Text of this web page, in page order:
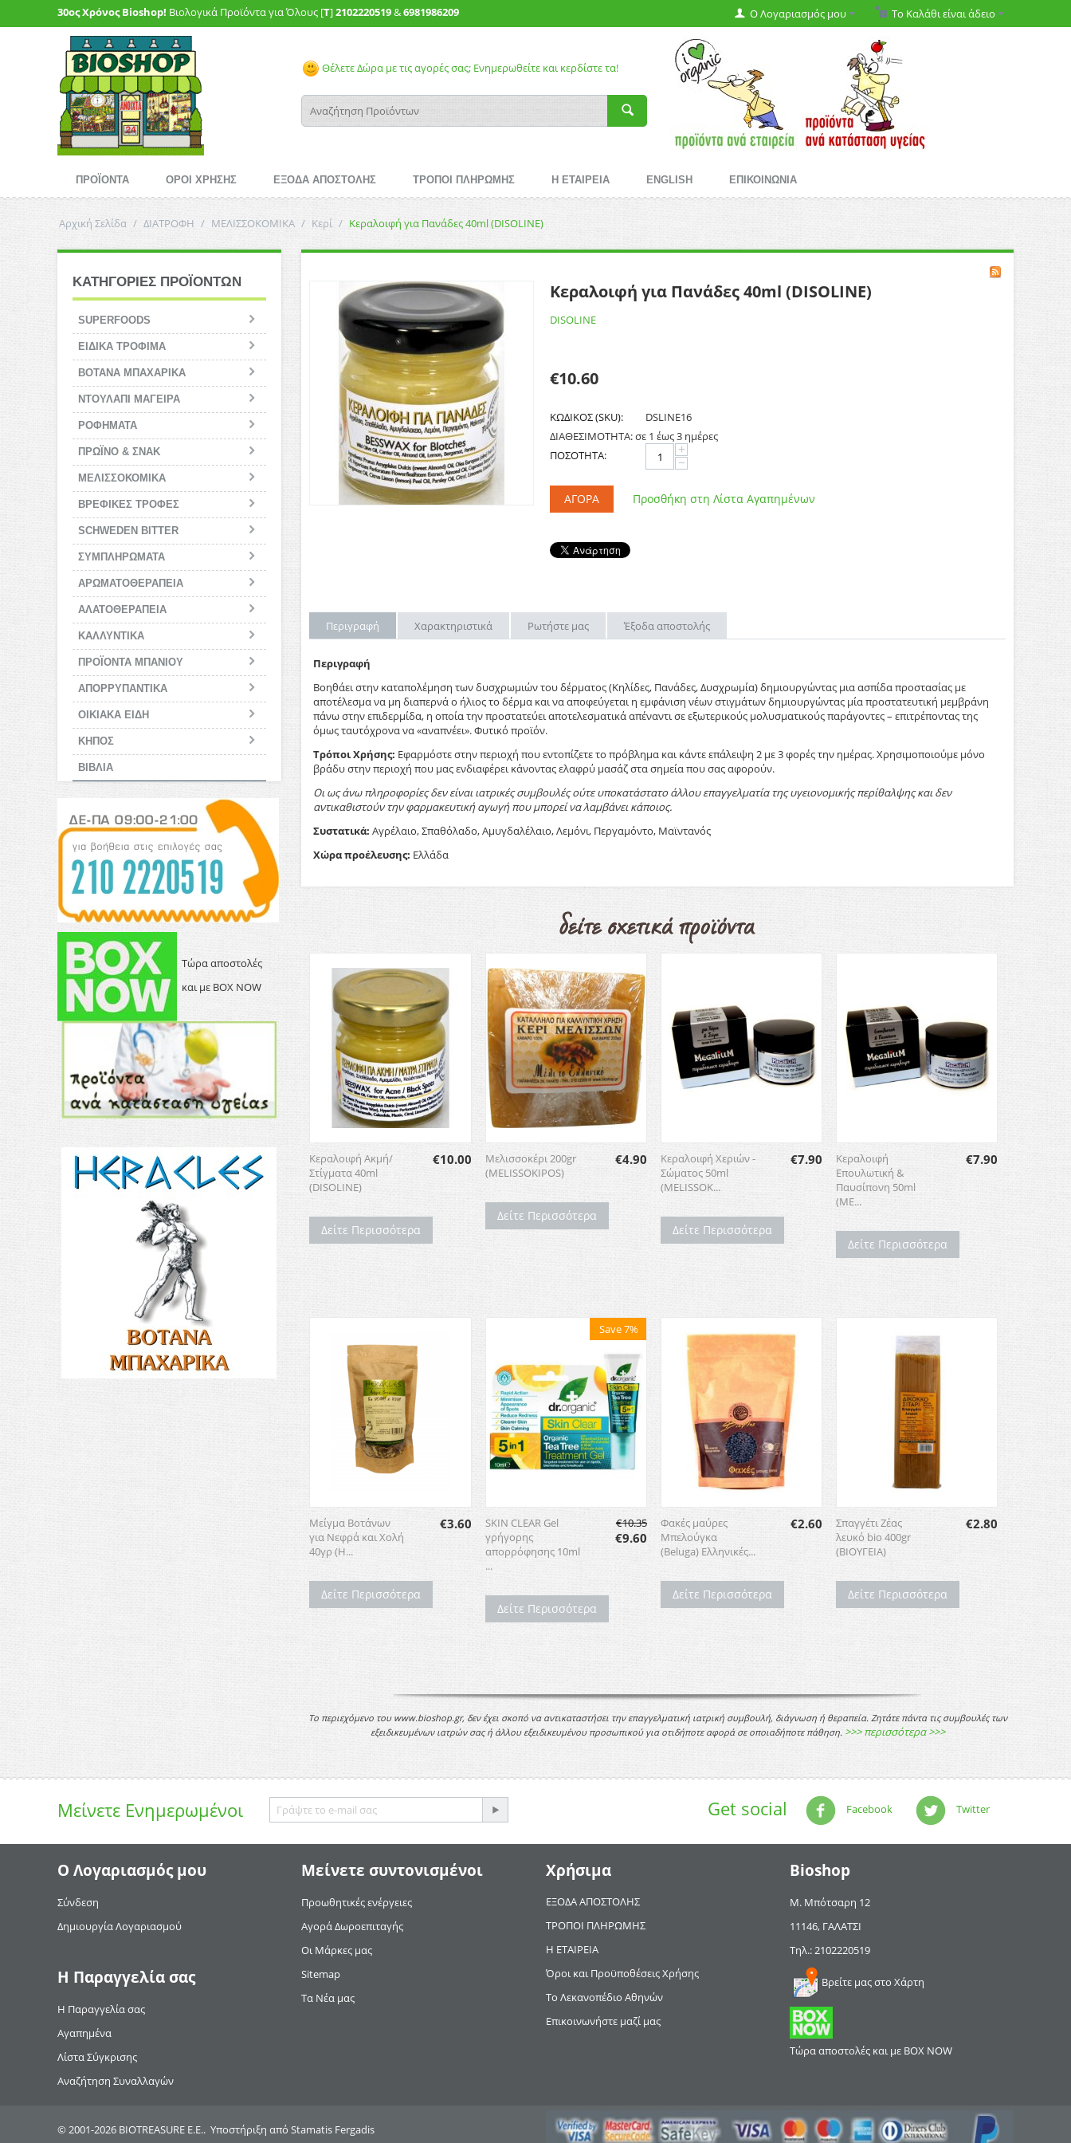
30ος Χρόνος Bioshop! Βιολογικά Προϊόντα για Όλους [T]2102220519&6981986209 Το Καλάθι είναι άδειο
Ο Λογαριασμός μου
Θέλετε Δώρα με τις αγορές σας; Ενημερωθείτε και κερδίστε τα!
ΠΡΟΪΟΝΤΑ ΟΡΟΙ ΧΡΗΣΗΣ ΕΞΟΔΑ ΑΠΟΣΤΟΛΗΣ ΤΡΟΠΟΙ ΠΛΗΡΩΜΗΣ Η ΕΤΑΙΡΕΙΑ ENGLISH ΕΠΙΚΟΙΝΩΝΙΑ
Αρχική Σελίδα / ΔΙΑΤΡΟΦΗ / ΜΕΛΙΣΣΟΚΟΜΙΚΑ / Κερί / Κεραλοιφή για Πανάδες 40ml (DISOLINE)
ΚΑΤΗΓΟΡΙΕΣ ΠΡΟΪΟΝΤΩΝ
SUPERFOODS
ΕΙΔΙΚΑ ΤΡΟΦΙΜΑ
ΒΟΤΑΝΑ ΜΠΑΧΑΡΙΚΑ
ΝΤΟΥΛΑΠΙ ΜΑΓΕΙΡΑ
ΡΟΦΗΜΑΤΑ
ΠΡΩΪΝΟ & ΣΝΑΚ
ΜΕΛΙΣΣΟΚΟΜΙΚΑ
BΡΕΦΙΚΕΣ ΤΡΟΦΕΣ
SCHWEDEN BITTER
ΣΥΜΠΛΗΡΩΜΑΤΑ
ΑΡΩΜΑΤΟΘΕΡΑΠΕΙΑ
ΑΛΑΤΟΘΕΡΑΠΕΙΑ
ΚΑΛΛΥΝΤΙΚΑ
ΠΡΟΪΟΝΤΑ ΜΠΑΝΙΟΥ
ΑΠΟΡΡΥΠΑΝΤΙΚΑ
ΟΙΚΙΑΚΑ ΕΙΔΗ
ΚΗΠΟΣ
ΒΙΒΛΙΑ
Τώρα αποστολές
και με BOX NOW
Κεραλοιφή για Πανάδες 40ml (DISOLINE)
DISOLINE
€10.60
ΚΩΔΙΚΟΣ (SKU):
DSLINE16
ΔΙΑΘΕΣΙΜΟΤΗΤΑ:σε 1 έως 3 ημέρες
ΠΟΣΟΤΗΤΑ:
+
−
ΑΓΟΡΆ Προσθήκη στη Λίστα Αγαπημένων
Περιγραφή Χαρακτηριστικά Ρωτήστε μας Έξοδα αποστολής
Περιγραφή
Βοηθάει στην καταπολέμηση των δυσχρωμιών του δέρματος (Κηλίδες, Πανάδες, Δυσχρωμία) δημιουργώντας μια ασπίδα προστασίας με
αποτέλεσμα να μη διαπερνά ο ήλιος το δέρμα και να αποφεύγεται η εμφάνιση νέων στιγμάτων δημιουργώντας μία προστατευτική μεμβράνη
πάνω στην επιδερμίδα, η οποία την προστατεύει αποτελεσματικά απέναντι σε εξωτερικούς μολυσματικούς παράγοντες – επιτρέποντας της
όμως ταυτόχρονα να «αναπνέει». Φυτικό προϊόν.
Τρόποι Χρήσης: Εφαρμόστε στην περιοχή που εντοπίζετε το πρόβλημα και κάντε επάλειψη 2 με 3 φορές την ημέρας. Χρησιμοποιούμε μόνο
βράδυ στην περιοχή που μας ενδιαφέρει κάνοντας ελαφρύ μασάζ στα σημεία που σας αφορούν.
Οι ως άνω πληροφορίες δεν είναι ιατρικές συμβουλές ούτε υποκατάστατο άλλου επαγγελματία της υγειονομικής περίθαλψης και δεν
αντικαθιστούν την φαρμακευτική αγωγή που μπορεί να λαμβάνει κάποιος.
Συστατικά: Αγρέλαιο, Σπαθόλαδο, Αμυγδαλέλαιο, Λεμόνι, Περγαμόντο, Μαϊντανός
Χώρα προέλευσης: Ελλάδα
Κεραλοιφή Ακμή/
Στίγματα 40ml
(DISOLINE)
€10.00
Δείτε Περισσότερα
Μελισσοκέρι 200gr
(MELISSOKIPOS)
€4.90
Δείτε Περισσότερα
Κεραλοιφή Χεριών -
Σώματος 50ml
(MELISSOK...
€7.90
Δείτε Περισσότερα
Κεραλοιφή
Επουλωτική &
Παυσίπονη 50ml
(ME...
€7.90
Δείτε Περισσότερα
Μείγμα Βοτάνων
για Νεφρά και Χολή
40γρ (H...
€3.60
Δείτε Περισσότερα
Save 7%
SKIN CLEAR Gel
γρήγορης
απορρόφησης 10ml
...
€10.35
€9.60
Δείτε Περισσότερα
Φακές μαύρες
Μπελούγκα
(Beluga) Ελληνικές...
€2.60
Δείτε Περισσότερα
Σπαγγέτι Ζέας
λευκό bio 400gr
(ΒΙΟΥΓΕΙΑ)
€2.80
Δείτε Περισσότερα
Το περιεχόμενο του www.bioshop.gr, δεν έχει σκοπό να αντικαταστήσει την επαγγελματική ιατρική συμβουλή, διάγνωση ή θεραπεία. Ζητάτε πάντα τις συμβουλές των
εξειδικευμένων ιατρών σας ή άλλου εξειδικευμένου προσωπικού για οτιδήποτε αφορά σε οποιαδήποτε πάθηση. >>> περισσότερα >>>
Μείνετε Ενημερωμένοι Get social Facebook Twitter
Ο Λογαριασμός μου
Σύνδεση
Δημιουργία Λογαριασμού
Η Παραγγελία σας
Η Παραγγελία σας
Αγαπημένα
Λίστα Σύγκρισης
Αναζήτηση Συναλλαγών
Μείνετε συντονισμένοι
Προωθητικές ενέργειες
Αγορά Δωροεπιταγής
Οι Μάρκες μας
Sitemap
Τα Νέα μας
Χρήσιμα
ΕΞΟΔΑ ΑΠΟΣΤΟΛΗΣ
ΤΡΟΠΟΙ ΠΛΗΡΩΜΗΣ
Η ΕΤΑΙΡΕΙΑ
Όροι και Προϋποθέσεις Χρήσης
Το Λεκανοπέδιο Αθηνών
Επικοινωνήστε μαζί μας
Bioshop
Μ. Μπότσαρη 12
11146, ΓΑΛΑΤΣΙ
Τηλ.: 2102220519
Βρείτε μας στο Χάρτη
Τώρα αποστολές και με BOX NOW
© 2001-2026 BIOTREASURE Ε.Ε.. Υποστήριξη από Stamatis Fergadis